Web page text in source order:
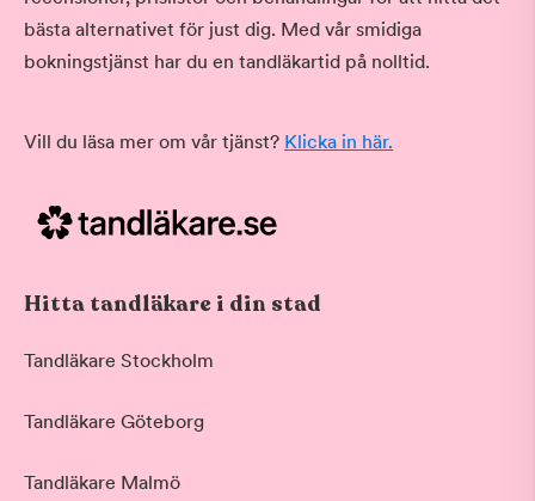
bästa alternativet för just dig. Med vår smidiga
bokningstjänst har du en tandläkartid på nolltid.
Vill du läsa mer om vår tjänst? Klicka in här.
Hitta tandläkare i din stad
Tandläkare Stockholm
Tandläkare Göteborg
Tandläkare Malmö